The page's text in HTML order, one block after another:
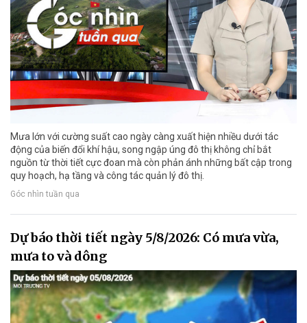
Mưa lớn với cường suất cao ngày càng xuất hiện nhiều dưới tác
động của biến đổi khí hậu, song ngập úng đô thị không chỉ bắt
nguồn từ thời tiết cực đoan mà còn phản ánh những bất cập trong
quy hoạch, hạ tầng và công tác quản lý đô thị.
Góc nhìn tuần qua
Dự báo thời tiết ngày 5/8/2026: Có mưa vừa,
mưa to và dông